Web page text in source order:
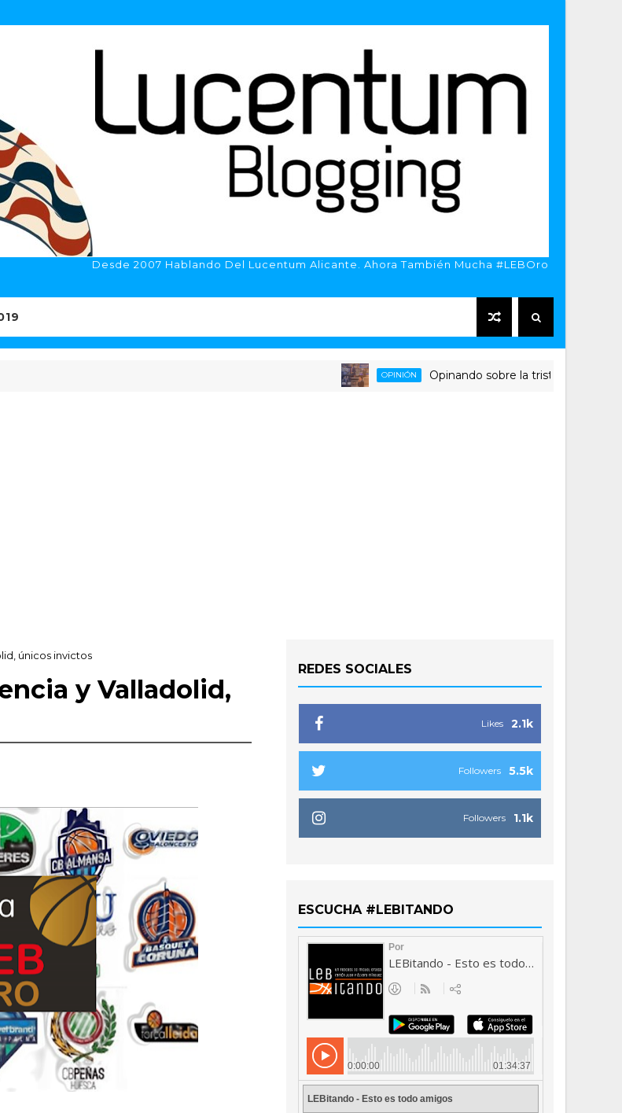
Desde 2007 Hablando Del Lucentum Alicante. Ahora También Mucha #LEBOro
OPINIÓN Opinando sobre la triste despedida del
únicos invictos
y Valladolid,
REDES SOCIALES
2.1k
Likes
5.5k
Followers
1.1k
Followers
ESCUCHA #LEBITANDO